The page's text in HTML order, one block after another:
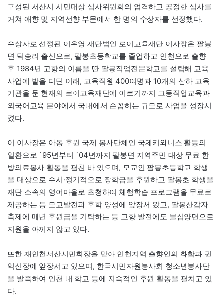
구성된 서산시 시민대상 심사위원회의 엄격하고 공정한 심사를
거쳐 애향 및 지역선향 부문에서 한 명의 수상자를 선정했다.
수상자로 선정된 이우영 재단법인 로이교육재단 이사장은 팔봉
면 덕송리 출신으로, 팔봉초등학교를 졸업하고 인천으로 출향
후 1984년 고향의 이름을 딴 팔봉직업전문학교를 설립해 교육
사업에 발을 디딘 이래, 교육직원 400여명과 10개의 산하 교육
기관을 둔 현재의 로이교육재단에 이르기까지 고등직업교육과
외국어교육 분야에서 국내에서 손꼽히는 규모로 사업을 성장시
켰다.
이 이사장은 아동 후원 국제 봉사단체인 국제키와니스 활동의
일환으로 `95년부터 `04년까지 팔봉면 지역주민 대상 무료 한
방의료봉사 활동을 펼친 바 있으며, 모교인 팔봉초등학교 학생
을 대상으로 수시·정기적으로 장학금을 후원하고 팔봉초 학생을
재단 소속의 영어마을로 초청하여 체험학습 프로그램을 무료로
제공하는 등 모교발전과 후학 양성에 앞장서 왔고, 팔봉산감자
축제에 매년 후원금을 기탁하는 등 고향 발전에도 물심양면으로
지원을 아끼지 않고 있다.
또한 재인천서산시민회장을 맡아 인천지역 출향인의 화합과 권
익신장에 앞장서고 있으며, 한국시민자원봉사회 청소년봉사단
을 발족하여 인천 내 학교 등에 지속적인 후원 활동을 펼치고 있
다.